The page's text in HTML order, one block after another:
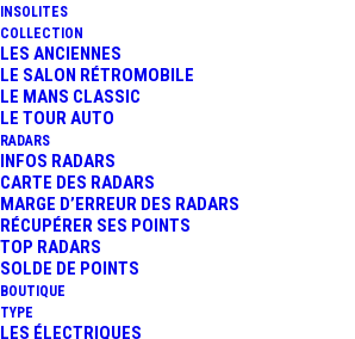
INSOLITES
COLLECTION
LES ANCIENNES
LE SALON RÉTROMOBILE
LE MANS CLASSIC
LE TOUR AUTO
RADARS
INFOS RADARS
CARTE DES RADARS
MARGE D’ERREUR DES RADARS
RÉCUPÉRER SES POINTS
TOP RADARS
SOLDE DE POINTS
BOUTIQUE
TYPE
LES ÉLECTRIQUES
8 mars 2020
CINÉMA : LA